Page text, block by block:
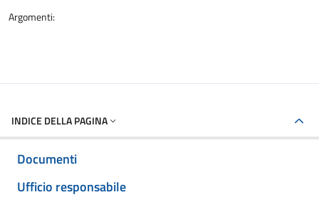
Argomenti:
INDICE DELLA PAGINA
Documenti
Ufficio responsabile